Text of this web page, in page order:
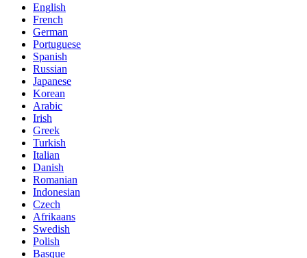
English
French
German
Portuguese
Spanish
Russian
Japanese
Korean
Arabic
Irish
Greek
Turkish
Italian
Danish
Romanian
Indonesian
Czech
Afrikaans
Swedish
Polish
Basque